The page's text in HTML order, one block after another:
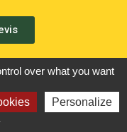
over what you want
Personalize